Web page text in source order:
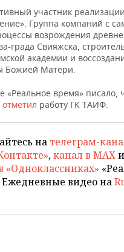
участник
Группа компаний с
возрождения
града Свияжска,
академии и
Божией Матери.
время» писало,
отметил работу ГК ТАИФ.
на телеграм-
,канал в MAXи
«Одноклассниках»
видео на